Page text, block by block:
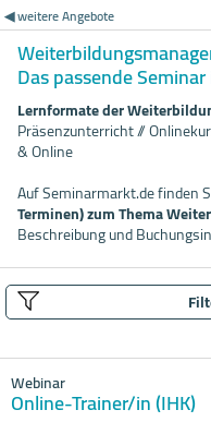
◀ weitere Angebote
Das passende
Lernformate der
Präsenzunterricht //
& Online
Auf Seminarmarkt.de finden
Terminen) zum Thema
Beschreibung und
Webinar
Online-Trainer/in (IHK)